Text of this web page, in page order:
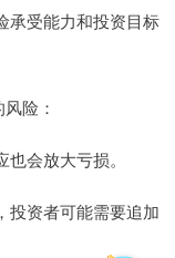
承受能力和投资目标
险：
会放大亏损。
投资者可能需要追加